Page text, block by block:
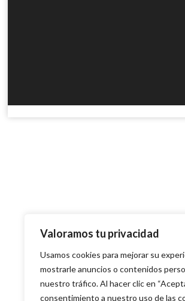
Valoramos tu privacidad
Usamos cookies para mejorar su
mostrarle anuncios o contenidos
nuestro tráfico. Al hacer clic en
consentimiento a nuestro uso de las